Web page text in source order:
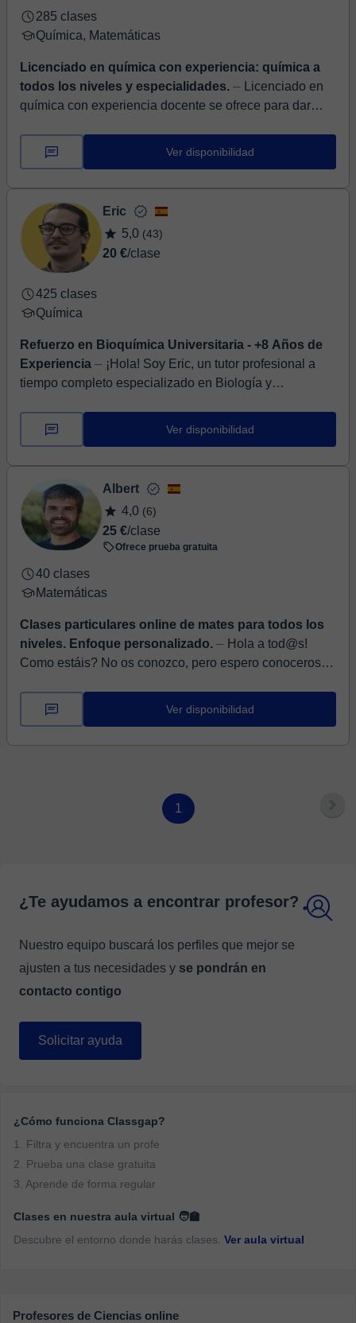
285 clases
Química, Matemáticas
Licenciado en química con experiencia: química a
todos los niveles y especialidades. ⏤ Licenciado en
química con experiencia docente se ofrece para dar
Matemáticas, química, física,...
Ver disponibilidad
Eric
5,0 (43)
20 €/clase
425 clases
Química
Refuerzo en Bioquímica Universitaria - +8 Años de
Experiencia ⏤ ¡Hola! Soy Eric, un tutor profesional a
tiempo completo especializado en Biología y
clases de re...
Ver disponibilidad
Albert
4,0 (6)
25 €/clase
Ofrece prueba gratuita
40 clases
Matemáticas
Clases particulares online de mates para todos los
niveles. Enfoque personalizado. ⏤ Hola a tod@s!
Como estáis? No os conozco, pero espero conoceros
Ver disponibilidad
1
¿Te ayudamos a encontrar profesor?
Nuestro equipo buscará los perfiles que mejor se
ajusten a tus necesidades y se pondrán en
contacto contigo
Solicitar ayuda
¿Cómo funciona Classgap?
1. Filtra y encuentra un profe
2. Prueba una clase gratuita
3. Aprende de forma regular
Clases en nuestra aula virtual 🧑‍🏫
Descubre el entorno donde harás clases. Ver aula virtual
Profesores de Ciencias online